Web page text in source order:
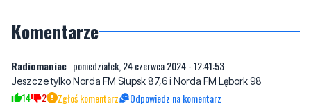
Jeszcze tylko Norda FM Słupsk 87,6 i Norda FM Lębork 98
qba wtorek, 25 czerwca 2024 - 05:12:47
Jeszcze tylko zmieńcie muzykę w NordaFM na bardziej strawną i